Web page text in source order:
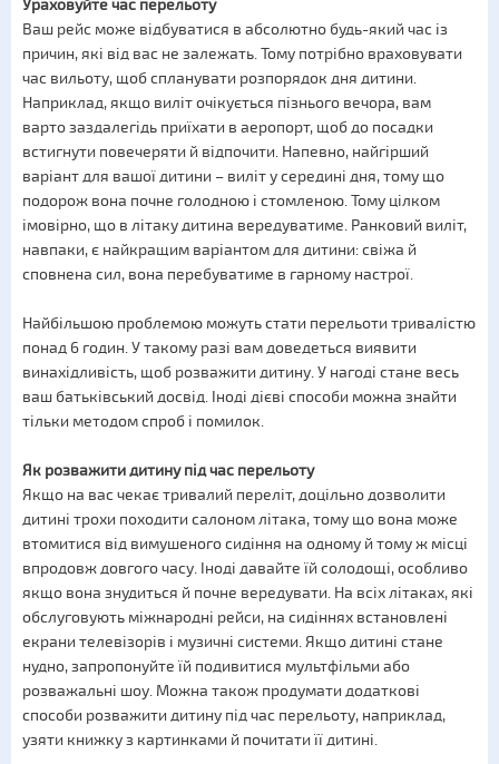
Ураховуйте час перельоту
Ваш рейс може відбуватися в абсолютно будь-який час із
причин, які від вас не залежать. Тому потрібно враховувати
час вильоту, щоб спланувати розпорядок дня дитини.
Наприклад, якщо виліт очікується пізнього вечора, вам
варто заздалегідь приїхати в аеропорт, щоб до посадки
встигнути повечеряти й відпочити. Напевно, найгірший
варіант для вашої дитини – виліт у середині дня, тому що
подорож вона почне голодною і стомленою. Тому цілком
імовірно, що в літаку дитина вередуватиме. Ранковий виліт,
навпаки, є найкращим варіантом для дитини: свіжа й
сповнена сил, вона перебуватиме в гарному настрої.
Найбільшою проблемою можуть стати перельоти тривалістю
понад 6 годин. У такому разі вам доведеться виявити
винахідливість, щоб розважити дитину. У нагоді стане весь
ваш батьківський досвід. Іноді дієві способи можна знайти
тільки методом спроб і помилок.
Як розважити дитину під час перельоту
Якщо на вас чекає тривалий переліт, доцільно дозволити
дитині трохи походити салоном літака, тому що вона може
втомитися від вимушеного сидіння на одному й тому ж місці
впродовж довгого часу. Іноді давайте їй солодощі, особливо
якщо вона знудиться й почне вередувати. На всіх літаках, які
обслуговують міжнародні рейси, на сидіннях встановлені
екрани телевізорів і музичні системи. Якщо дитині стане
нудно, запропонуйте їй подивитися мультфільми або
розважальні шоу. Можна також продумати додаткові
способи розважити дитину під час перельоту, наприклад,
узяти книжку з картинками й почитати її дитині.